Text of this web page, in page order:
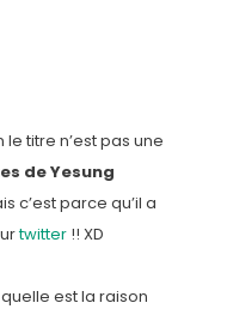
titre n’est pas une
de Yesung
c’est parce qu’il a
twitter!! XD
est la raison